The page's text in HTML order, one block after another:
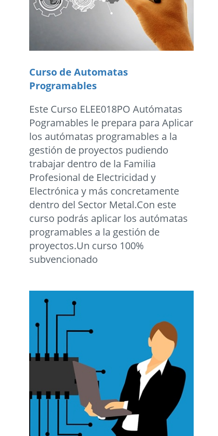
Curso de Automatas
Programables
Este Curso ELEE018PO Autómatas
Pogramables le prepara para Aplicar
los autómatas programables a la
gestión de proyectos pudiendo
trabajar dentro de la Familia
Profesional de Electricidad y
Electrónica y más concretamente
dentro del Sector Metal.Con este
curso podrás aplicar los autómatas
programables a la gestión de
proyectos.Un curso 100%
subvencionado